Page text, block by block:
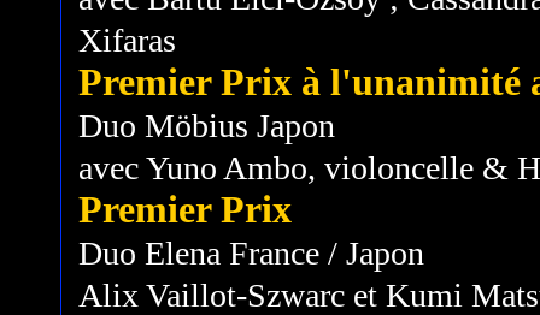
Xifaras
Premier Prix à l'unanimité
Duo Möbius Japon
avec Yuno Ambo, violoncelle &
Premier Prix
Duo Elena France / Japon
Alix Vaillot-Szwarc et Kumi